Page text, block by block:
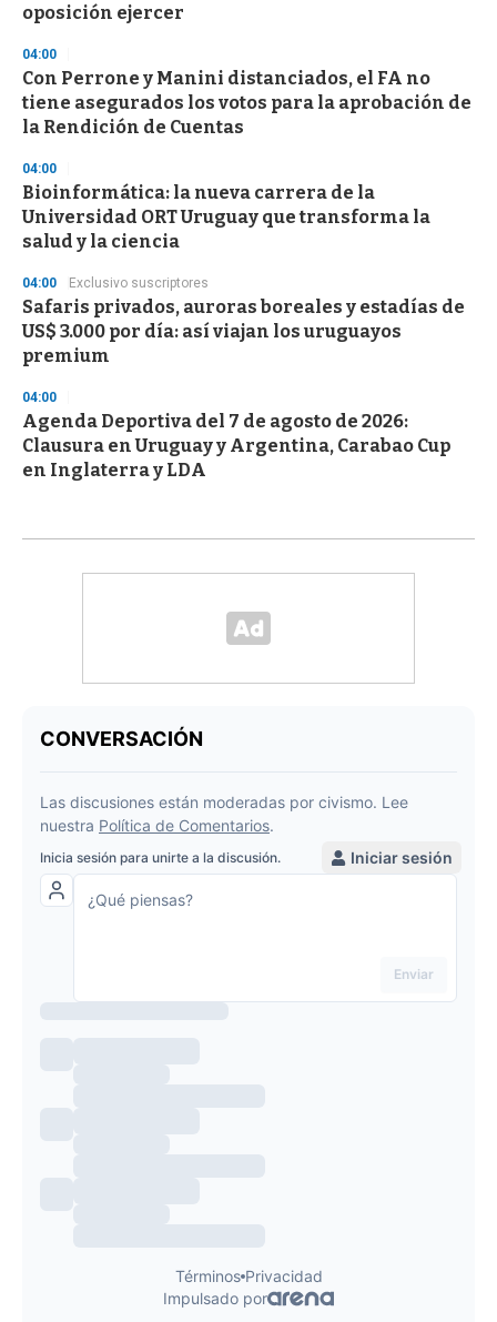
oposición ejercer
04:00
Con Perrone y Manini distanciados, el FA no
tiene asegurados los votos para la aprobación de
la Rendición de Cuentas
04:00
Bioinformática: la nueva carrera de la
Universidad ORT Uruguay que transforma la
salud y la ciencia
04:00 Exclusivo suscriptores
Safaris privados, auroras boreales y estadías de
US$ 3.000 por día: así viajan los uruguayos
premium
04:00
Agenda Deportiva del 7 de agosto de 2026:
Clausura en Uruguay y Argentina, Carabao Cup
en Inglaterra y LDA